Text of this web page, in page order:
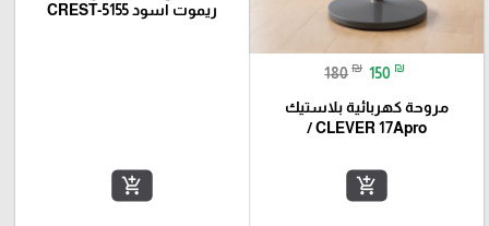
180 ₪ 150 ₪
مروحة كهربائية بلاستيك
CLEVER 17Apro /
add_shopping_cart
ريموت اسود CREST-5155
add_shopping_cart